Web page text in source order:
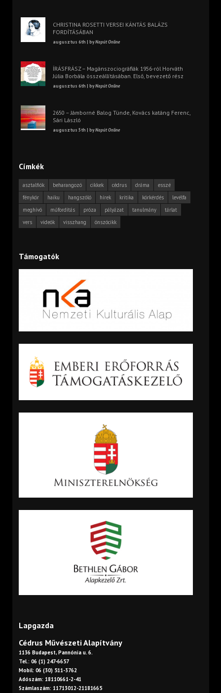
CHRISTINA ROSETTI VERSEI KÁNTÁS BALÁZS
FORDÍTÁSÁBAN
augusztus 6th | byNapút Online
ÍRÁSFRÁSZ – Magánszociográfiák 1956-ról Horváth
Júlia Borbála összeállításában. Első, bevezető rész
augusztus 6th | byNapút Online
2650 – Jámborné Balog Tünde, Kovács katáng Ferenc,
Sári László
augusztus 5th | byNapút Online
Címkék
asztalfiók beharangozó cikkek cédrus dráma
esszé
fénykör
haiku hangszóló hírek kritika körkérdés
levélfa
meghívó
műfordítás próza pályázat tanulmány
tárlat
vers
videók visszhang önszócikk
Támogatók
Lapgazda
Cédrus Művészeti Alapítvány
1136 Budapest, Pannónia u. 6.
Tel.: 06 (1) 247-6657
Mobil: 06 (30) 511-3762
Adószám: 18110661-2-41
Számlaszám: 11713012-21181665